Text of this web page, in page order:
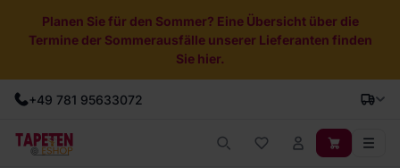
Planen Sie für den Sommer? Eine Übersicht über die
Termine der Sommerausfälle unserer Lieferanten finden
Sie hier.
+49 781 95633072